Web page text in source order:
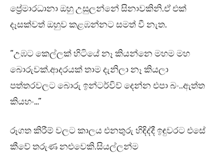
ප්‍රේමාරධානා ඔහු උසුලන්නේ සිනාවකිනි.ඒ එක්
දෑසක්වත් ඔහුව කළඹන්නට සමත් වී නැත.
“උඹට කෙල්ලක් හිටියේ නෑ කියන්නෙ මහම මහ
බොරුවක්.ආදරයක් තාම දැනිලා නෑ කියලා
පත්තරවලට බොරු ඉන්ටර්විව් දෙන්න එපා බං..ඇත්ත
කියහං…”
රූගත කිරීම් වලට කාලය එනතුරු හිඳිද්දී ඉඳුවරට එසේ
කීවේ තරුණ නළුවෙකි.සියල්ලන්ම